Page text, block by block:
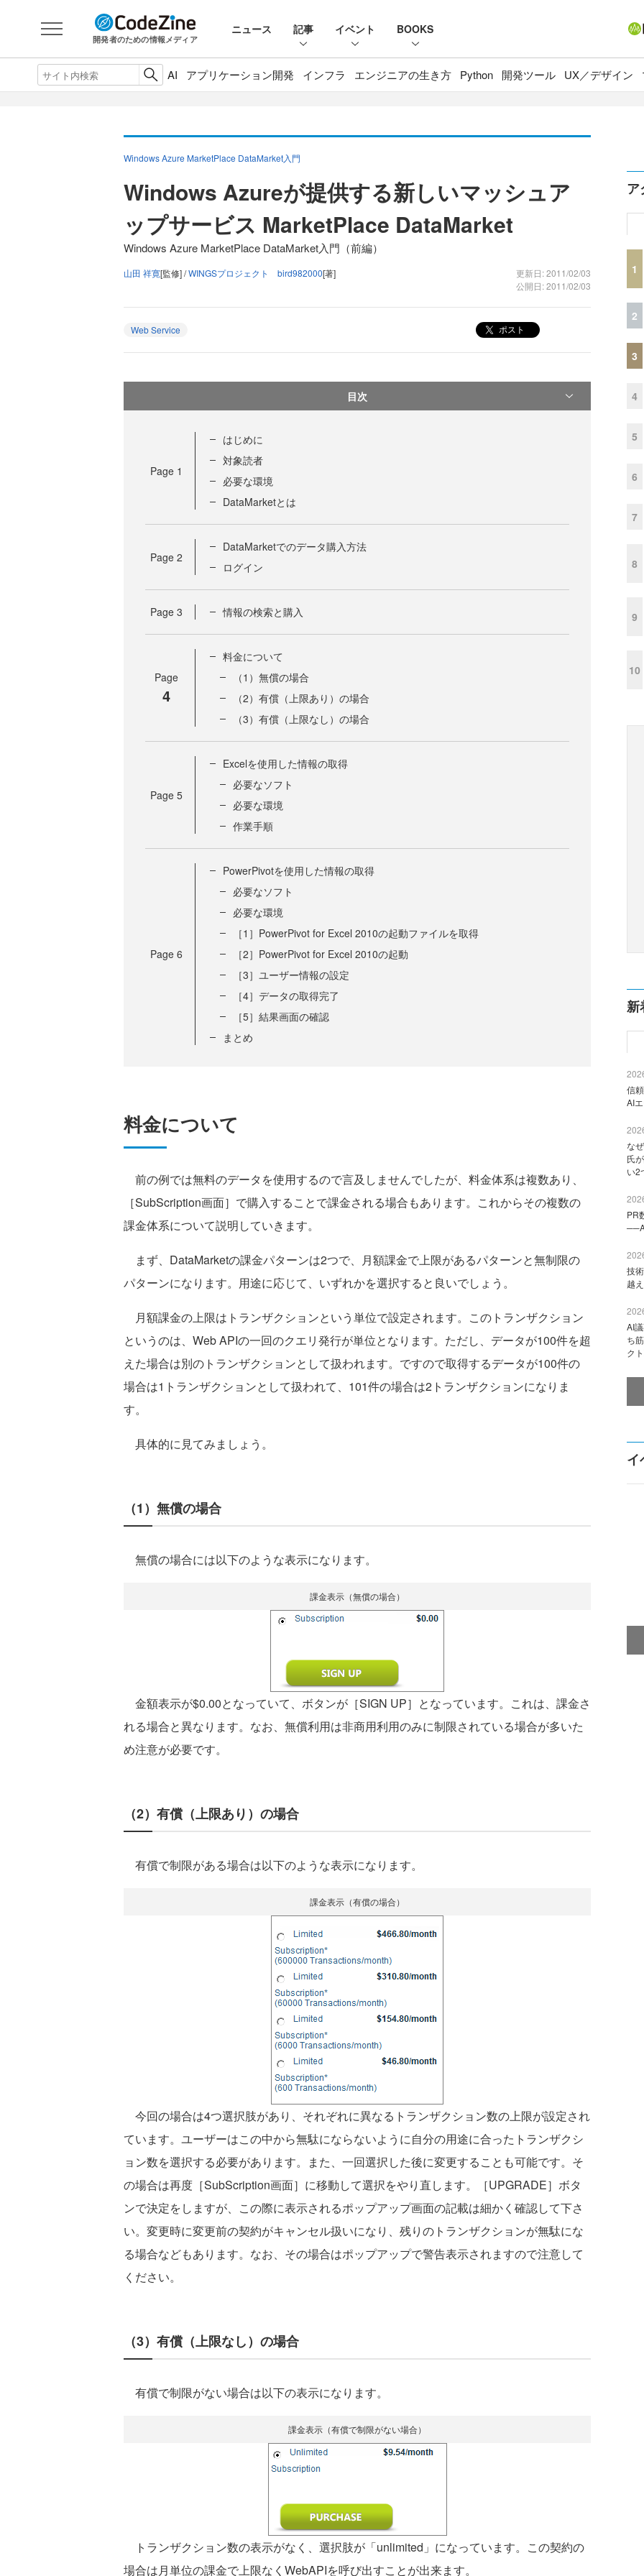
開発者のための情報メディア
ニュース 記事 イベント BOOKS
AI アプリケーション開発 インフラ エンジニアの生き方 Python 開発ツール UX／デザイン
Windows Azure MarketPlace DataMarket入門
Windows Azureが提供する新しいマッシュア
ップサービス MarketPlace DataMarket
Windows Azure MarketPlace DataMarket入門（前編）
山田 祥寛[監修] /WINGSプロジェクト bird982000[著]
更新日: 2011/02/03
公開日: 2011/02/03
Web Service ポスト
目次
Page 1
はじめに
対象読者
必要な環境
DataMarketとは
Page 2
DataMarketでのデータ購入方法
ログイン
Page 3 情報の検索と購入
Page
4
料金について
（1）無償の場合
（2）有償（上限あり）の場合
（3）有償（上限なし）の場合
Page 5
Excelを使用した情報の取得
必要なソフト
必要な環境
作業手順
Page 6
PowerPivotを使用した情報の取得
必要なソフト
必要な環境
［1］PowerPivot for Excel 2010の起動ファイルを取得
［2］PowerPivot for Excel 2010の起動
［3］ユーザー情報の設定
［4］データの取得完了
［5］結果画面の確認
まとめ
料金について
前の例では無料のデータを使用するので言及しませんでしたが、料金体系は複数あり、
［SubScription画面］で購入することで課金される場合もあります。これからその複数の
課金体系について説明していきます。
まず、DataMarketの課金パターンは2つで、月額課金で上限があるパターンと無制限の
パターンになります。用途に応じて、いずれかを選択すると良いでしょう。
月額課金の上限はトランザクションという単位で設定されます。このトランザクション
というのは、Web APIの一回のクエリ発行が単位となります。ただし、データが100件を超
えた場合は別のトランザクションとして扱われます。ですので取得するデータが100件の
場合は1トランザクションとして扱われて、101件の場合は2トランザクションになりま
す。
具体的に見てみましょう。
（1）無償の場合
無償の場合には以下のような表示になります。
課金表示（無償の場合）
金額表示が$0.00となっていて、ボタンが［SIGN UP］となっています。これは、課金さ
れる場合と異なります。なお、無償利用は非商用利用のみに制限されている場合が多いた
め注意が必要です。
（2）有償（上限あり）の場合
有償で制限がある場合は以下のような表示になります。
課金表示（有償の場合）
今回の場合は4つ選択肢があり、それぞれに異なるトランザクション数の上限が設定され
ています。ユーザーはこの中から無駄にならないように自分の用途に合ったトランザクシ
ョン数を選択する必要があります。また、一回選択した後に変更することも可能です。そ
の場合は再度［SubScription画面］に移動して選択をやり直します。［UPGRADE］ボタ
ンで決定をしますが、この際に表示されるポップアップ画面の記載は細かく確認して下さ
い。変更時に変更前の契約がキャンセル扱いになり、残りのトランザクションが無駄にな
る場合などもあります。なお、その場合はポップアップで警告表示されますので注意して
ください。
（3）有償（上限なし）の場合
有償で制限がない場合は以下の表示になります。
課金表示（有償で制限がない場合）
トランザクション数の表示がなく、選択肢が「unlimited」になっています。この契約の
場合は月単位の課金で上限なくWebAPIを呼び出すことが出来ます。
ア
1
2
3
4
5
6
7
8
9
10
新
信
AI
な
氏
い2
PR
技
越
AI
ち
ク
イ